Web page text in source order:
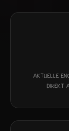
Aktuelle
direkt